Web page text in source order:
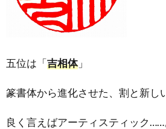
五位は「吉相体」
篆書体から進化させた、割と新し
良く言えばアーティスティック……